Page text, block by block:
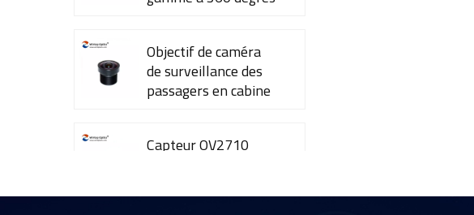
Objectif de caméra
de surveillance des
passagers en cabine
Capteur OV2710
objectifs 35 mm YT-